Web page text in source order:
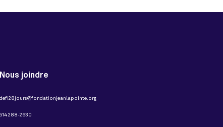
Nous joindre
defi28jours@fondationjeanlapointe.org
514 288-2630